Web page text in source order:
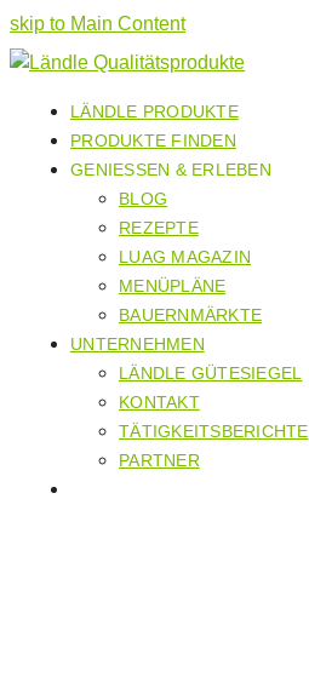
skip to Main Content
LÄNDLE PRODUKTE
PRODUKTE FINDEN
GENIESSEN & ERLEBEN
BLOG
REZEPTE
LUAG MAGAZIN
MENÜPLÄNE
BAUERNMÄRKTE
UNTERNEHMEN
LÄNDLE GÜTESIEGEL
KONTAKT
TÄTIGKEITSBERICHTE
PARTNER